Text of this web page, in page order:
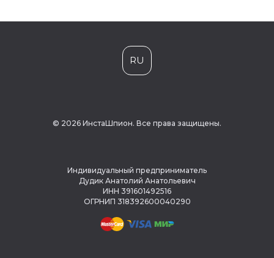
RU
© 2026 ИнстаШпион. Все права защищены.
Индивидуальный предприниматель
Дудик Анатолий Анатольевич
ИНН 391601492516
ОГРНИП 318392600040290